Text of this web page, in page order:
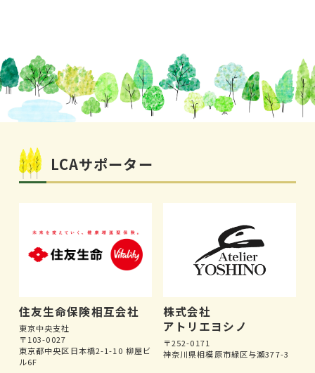
LCAサポーター
住友生命保険相互会社
東京中央支社
〒103-0027
東京都中央区日本橋2-1-10 柳屋ビ
ル6F
株式会社
アトリエヨシノ
〒252-0171
神奈川県相模原市緑区与瀬377-3